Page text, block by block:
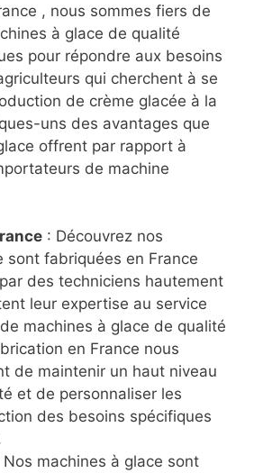
, nous sommes fiers de
à glace de qualité
pour répondre aux besoins
qui cherchent à se
de crème glacée à la
uns des avantages que
offrent par rapport à
de machine
: Découvrez nos
sont fabriquées en France
des techniciens hautement
leur expertise au service
machines à glace de qualité
en France nous
de maintenir un haut niveau
et de personnaliser les
des besoins spécifiques
Nos machines à glace sont